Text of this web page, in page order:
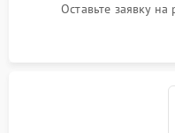
Оставьте заявку